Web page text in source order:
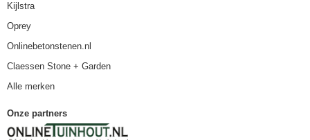
Kijlstra
Oprey
Onlinebetonstenen.nl
Claessen Stone + Garden
Alle merken
Onze partners